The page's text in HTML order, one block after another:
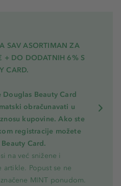
SAV ASORTIMAN ZA
+ DO DODATNIH 6% S
CARD.
Beauty Card
obračunavati u
kupovine. Ako ste
registracije možete
Card.
na već snižene i
artikle. Popust se ne
MINT ponudom.